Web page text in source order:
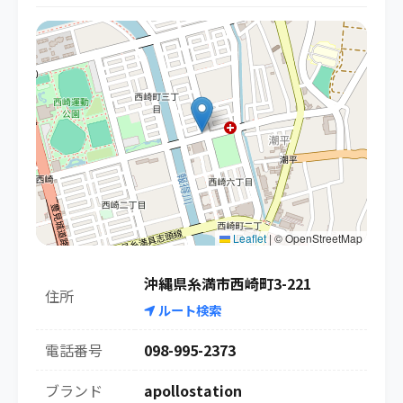
Leaflet | © OpenStreetMap
住所
沖縄県糸満市西崎町3-221
ルート検索
電話番号
098-995-2373
ブランド
apollostation